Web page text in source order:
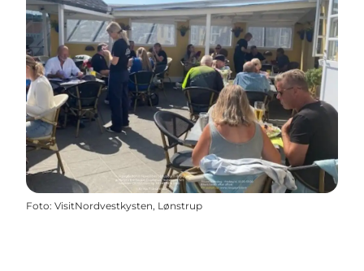
Foto: VisitNordvestkysten, Lønstrup